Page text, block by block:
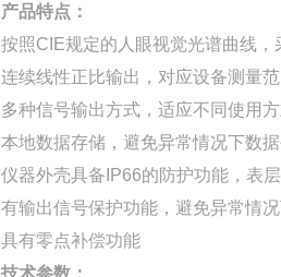
产品特点：
按照CIE规定的人眼视觉光谱曲线
连续线性正比输出，对应设备测量
多种信号输出方式，适应不同使用
本地数据存储，避免异常情况下数
仪器外壳具备IP66的防护功能，表
有输出信号保护功能，避免异常情
具有零点补偿功能
技术参数：